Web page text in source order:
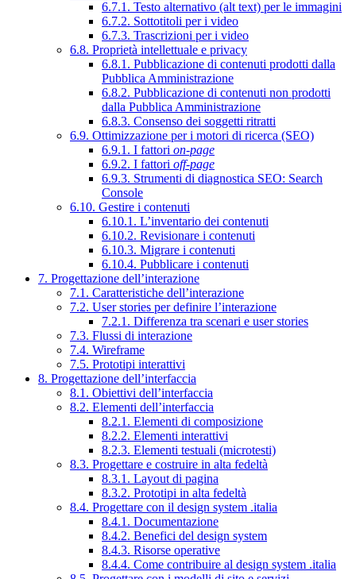
6.7.1. Testo alternativo (alt text) per le immagini
6.7.2. Sottotitoli per i video
6.7.3. Trascrizioni per i video
6.8. Proprietà intellettuale e privacy
6.8.1. Pubblicazione di contenuti prodotti dalla
Pubblica Amministrazione
6.8.2. Pubblicazione di contenuti non prodotti
dalla Pubblica Amministrazione
6.8.3. Consenso dei soggetti ritratti
6.9. Ottimizzazione per i motori di ricerca (SEO)
6.9.1. I fattori on-page
6.9.2. I fattori off-page
6.9.3. Strumenti di diagnostica SEO: Search
Console
6.10. Gestire i contenuti
6.10.1. L’inventario dei contenuti
6.10.2. Revisionare i contenuti
6.10.3. Migrare i contenuti
6.10.4. Pubblicare i contenuti
7. Progettazione dell’interazione
7.1. Caratteristiche dell’interazione
7.2. User stories per definire l’interazione
7.2.1. Differenza tra scenari e user stories
7.3. Flussi di interazione
7.4. Wireframe
7.5. Prototipi interattivi
8. Progettazione dell’interfaccia
8.1. Obiettivi dell’interfaccia
8.2. Elementi dell’interfaccia
8.2.1. Elementi di composizione
8.2.2. Elementi interattivi
8.2.3. Elementi testuali (microtesti)
8.3. Progettare e costruire in alta fedeltà
8.3.1. Layout di pagina
8.3.2. Prototipi in alta fedeltà
8.4. Progettare con il design system .italia
8.4.1. Documentazione
8.4.2. Benefici del design system
8.4.3. Risorse operative
8.4.4. Come contribuire al design system .italia